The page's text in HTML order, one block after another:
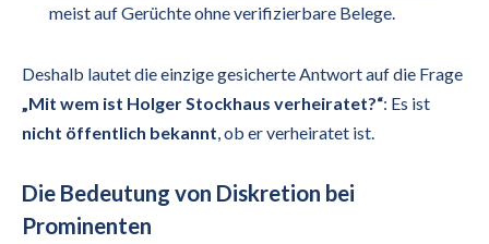
meist auf Gerüchte ohne verifizierbare Belege.
Deshalb lautet die einzige gesicherte Antwort auf die Frage
„Mit wem ist Holger Stockhaus verheiratet?“: Es ist
nicht öffentlich bekannt , ob er verheiratet ist.
Die Bedeutung von Diskretion bei
Prominenten